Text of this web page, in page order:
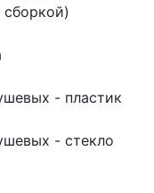
- пластик
- стекло